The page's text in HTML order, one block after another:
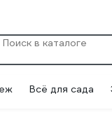
Всё для сада